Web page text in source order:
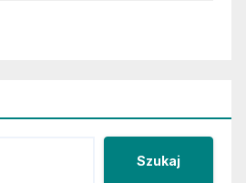
Szukaj